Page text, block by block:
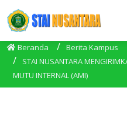
Beranda
Berita Kampus
STAI NUSANTARA
MUTU INTERNAL (AMI)